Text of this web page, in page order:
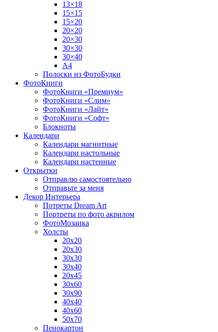
13×18
15×15
15×20
20×20
20×30
30×30
30×40
A4
Полоски из ФотоБудки
ФотоКниги
ФотоКниги «Премиум»
ФотоКниги «Слим»
ФотоКниги «Лайт»
ФотоКниги «Софт»
Блокноты
Календари
Календари магнитные
Календари настольные
Календари настенные
Открытки
Отправлю самостоятельно
Отправьте за меня
Декор Интерьера
Потреты Dream Art
Портреты по фото акрилом
ФотоМозаика
Холсты
20х20
20х30
30х30
30х40
20х45
30х60
30х90
40х40
40х60
50х70
Пенокартон